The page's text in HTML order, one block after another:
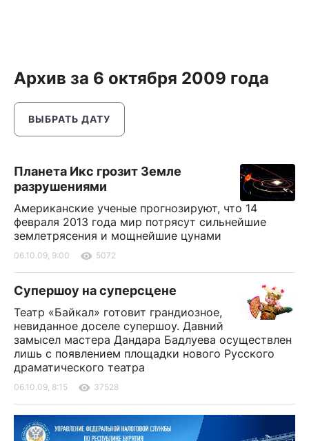
Архив за 6 октября 2009 года
ВЫБРАТЬ ДАТУ
Планета Икс грозит Земле
разрушениями
Американские ученые прогнозируют, что 14
февраля 2013 года мир потрясут сильнейшие
землетрясения и мощнейшие цунами
06.10.09, 9:00 5072
Супершоу на суперсцене
Театр «Байкал» готовит грандиозное,
невиданное доселе супершоу. Давний
замысел мастера Дандара Бадлуева осуществлен
лишь с появлением площадки нового Русского
драматического театра
06.10.09, 8:15 37528